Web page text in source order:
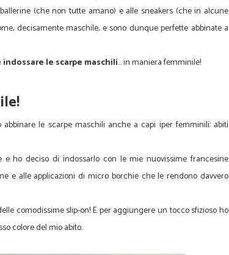
(che non tutte amano) e alle sneakers (che in alcune
decisamente maschile, e sono dunque perfette abbinate a
indossare le scarpe maschili… in maniera femminile!
le scarpe maschili anche a capi iper femminili: abiti
ho deciso di indossarlo con le mie nuovissime francesine
e alle applicazioni di micro borchie che le rendono davvero
comodissime slip-on! E per aggiungere un tocco sfizioso ho
colore del mio abito.